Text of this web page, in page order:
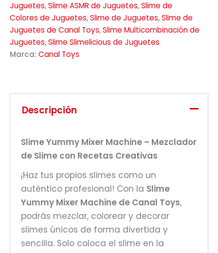
Juguetes,Slime ASMR de Juguetes,Slime de
Colores de Juguetes,Slime de Juguetes,Slime de
Juguetes de Canal Toys,Slime Multicombinación de
Juguetes,Slime Slimelicious de Juguetes
Marca: Canal Toys
Descripción
Slime Yummy Mixer Machine – Mezclador
de Slime con Recetas Creativas
¡Haz tus propios slimes como un
auténtico profesional! Con la Slime
Yummy Mixer Machine de Canal Toys,
podrás mezclar, colorear y decorar
slimes únicos de forma divertida y
sencilla. Solo coloca el slime en la